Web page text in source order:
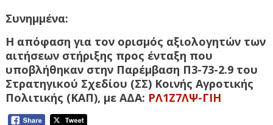
Συνημμένα:
Η απόφαση για τον ορισμός αξιολογητών των
αιτήσεων στήριξης προς ένταξη που
υποβλήθηκαν στην Παρέμβαση Π3-73-2.9 του
Στρατηγικού Σχεδίου (ΣΣ) Κοινής Αγροτικής
Πολιτικής (ΚΑΠ), με ΑΔΑ: ΡΛ1Ζ7ΛΨ-ΓΙΗ